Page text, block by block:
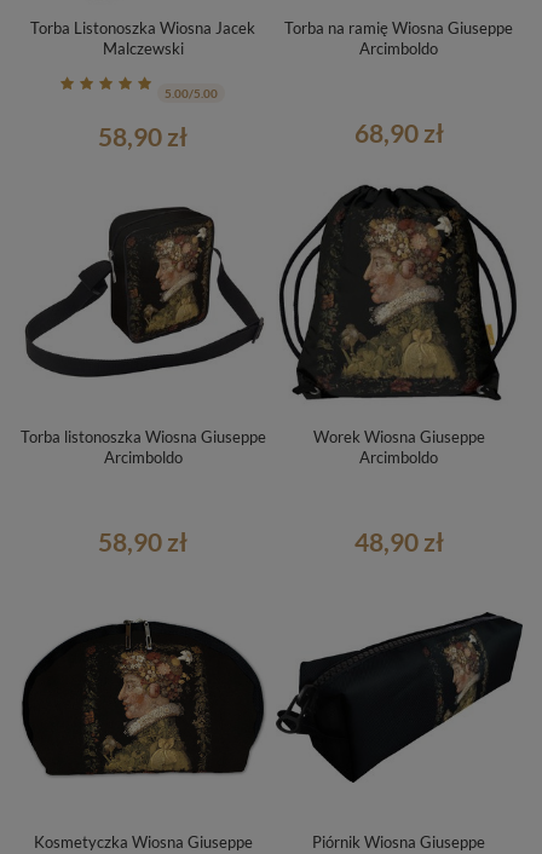
Torba Listonoszka Wiosna Jacek
Malczewski
5.00/5.00
58,90 zł
Torba na ramię Wiosna Giuseppe
Arcimboldo
68,90 zł
Torba listonoszka Wiosna Giuseppe
Arcimboldo
58,90 zł
Worek Wiosna Giuseppe
Arcimboldo
48,90 zł
Kosmetyczka Wiosna Giuseppe
Piórnik Wiosna Giuseppe